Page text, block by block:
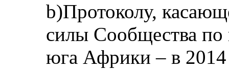
b)Протоколу,
силы Сообщества по
юга Африки – в 2014